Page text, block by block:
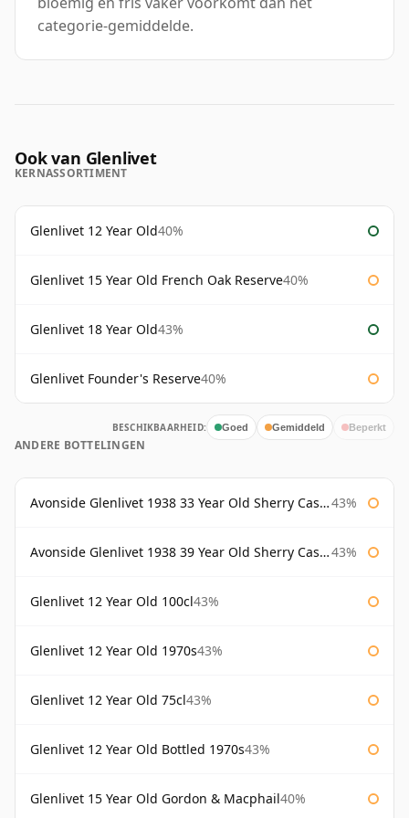
categorie-gemiddelde.
Ook van Glenlivet
KERNASSORTIMENT
Glenlivet 12 Year Old40%
Glenlivet 15 Year Old French Oak Reserve40%
Glenlivet 18 Year Old43%
Glenlivet Founder's Reserve40%
BESCHIKBAARHEID: Goed Gemiddeld Beperkt
ANDERE BOTTELINGEN
Avonside Glenlivet 1938 33 Year Old Sherry Cask Gordon & Macphail 43%
Avonside Glenlivet 1938 39 Year Old Sherry Cask Gordon & Macphail 43%
Glenlivet 12 Year Old 100cl43%
Glenlivet 12 Year Old 1970s43%
Glenlivet 12 Year Old 75cl43%
Glenlivet 12 Year Old Bottled 1970s43%
Glenlivet 15 Year Old Gordon & Macphail40%